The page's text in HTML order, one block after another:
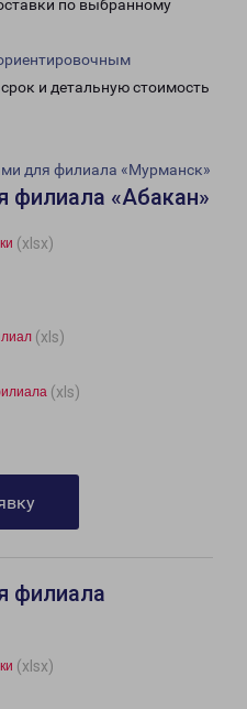
по выбранному
срок и детальную стоимость
для филиала «Мурманск»
филиала «Абакан»
(xlsx)
(xls)
(xls)
филиала
(xlsx)